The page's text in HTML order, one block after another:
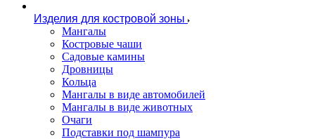
Изделия для костровой зоны
Мангалы
Костровые чаши
Садовые камины
Дровницы
Кольца
Мангалы в виде автомобилей
Мангалы в виде животных
Очаги
Подставки под шампура